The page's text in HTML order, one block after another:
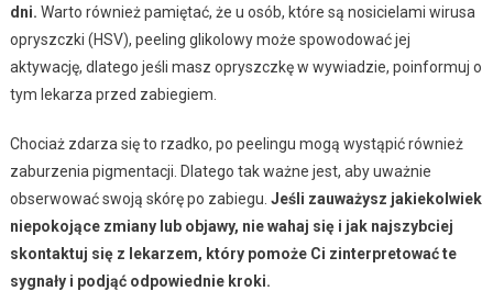
dni. Warto również pamiętać, że u osób, które są nosicielami wirusa
opryszczki (HSV), peeling glikolowy może spowodować jej
aktywację, dlatego jeśli masz opryszczkę w wywiadzie, poinformuj o
tym lekarza przed zabiegiem.
Chociaż zdarza się to rzadko, po peelingu mogą wystąpić również
zaburzenia pigmentacji. Dlatego tak ważne jest, aby uważnie
obserwować swoją skórę po zabiegu. Jeśli zauważysz jakiekolwiek
niepokojące zmiany lub objawy, nie wahaj się i jak najszybciej
skontaktuj się z lekarzem, który pomoże Ci zinterpretować te
sygnały i podjąć odpowiednie kroki.